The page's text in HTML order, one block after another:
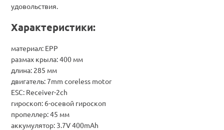
удовольствия.
Характеристики:
материал: EPP
размах крыла: 400 мм
длина: 285 мм
двигатель: 7mm coreless motor
ESC: Receiver-2ch
гироскоп: 6-осевой гироскоп
пропеллер: 45 мм
аккумулятор: 3.7V 400mAh